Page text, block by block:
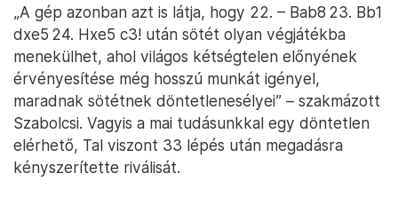
„A gép azonban azt is látja, hogy 22. – Bab8 23. Bb1
dxe5 24. Hxe5 c3! után sötét olyan végjátékba
menekülhet, ahol világos kétségtelen előnyének
érvényesítése még hosszú munkát igényel,
maradnak sötétnek döntetlenesélyei” – szakmázott
Szabolcsi. Vagyis a mai tudásunkkal egy döntetlen
elérhető, Tal viszont 33 lépés után megadásra
kényszerítette riválisát.